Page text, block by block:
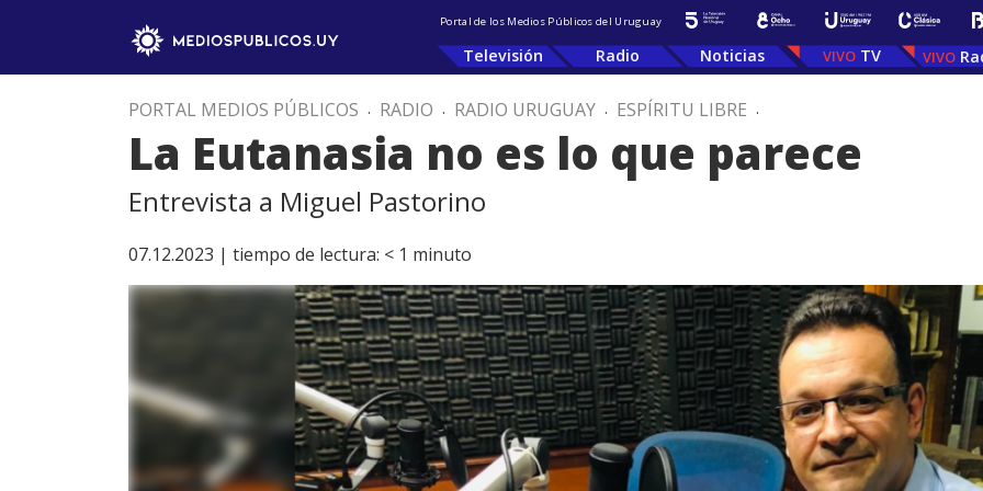
Portal de los Medios Públicos del Uruguay
Televisión Radio Noticias TV
PORTAL MEDIOS PÚBLICOS . RADIO . RADIO URUGUAY . ESPÍRITU LIBRE .
La Eutanasia no es lo que parece
Entrevista a Miguel Pastorino
07.12.2023 | tiempo de lectura: < 1 minuto